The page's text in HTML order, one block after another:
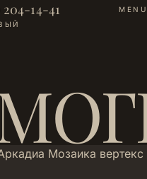
204-14-41
MENU